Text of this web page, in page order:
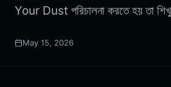
Your Dust পরিচালনা করতে হয় তা
May 15, 2026